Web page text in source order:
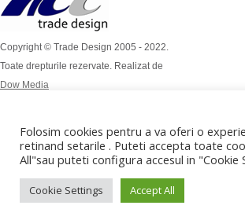
Copyright © Trade Design 2005 - 2022.
Toate drepturile rezervate. Realizat de
Dow Media
Mob: 0732 / 970 192
office@tradedesign.ro ,
vanzari@tradedesign.ro
Folosim cookies pentru a va oferi o
retinand setarile . Puteti accepta toate
All"sau puteti configura accesul in "Cookie
Cookie Settings Accept All